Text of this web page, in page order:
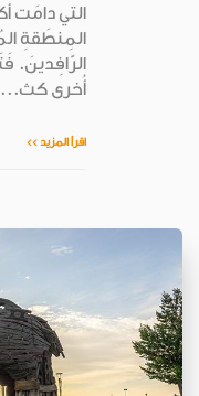
المِنطَقةِ
الرّافِدينَ.
أُخرى كث...
اقرأ المزيد >>